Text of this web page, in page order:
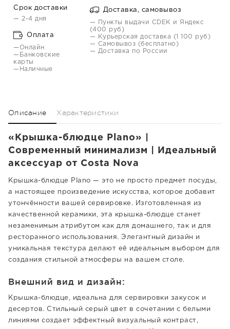
Срок доставки
— 2-4 дня
Оплата
—Онлайн
—Банковские
карты
—Наличные
Доставка, самовывоз
— Пункты выдачи CDEK и Яндекс
(400 руб)
— Курьерская доставка (1 100 руб)
— Самовывоз (бесплатно)
— Доставка по России
Описание Характеристики
«Крышка-блюдце Plano» |
Современный минимализм | Идеальный
аксессуар от Costa Nova
Крышка-блюдце Plano — это не просто предмет посуды,
а настоящее произведение искусства, которое добавит
утончённости вашей сервировке. Изготовленная из
качественной керамики, эта крышка-блюдце станет
незаменимым атрибутом как для домашнего, так и для
ресторанного использования. Элегантный дизайн и
уникальная текстура делают её идеальным выбором для
создания стильной атмосферы на вашем столе.
Внешний вид и дизайн:
Крышка-блюдце, идеальна для сервировки закусок и
десертов. Стильный серый цвет в сочетании с белыми
линиями создает эффектный визуальный контраст,